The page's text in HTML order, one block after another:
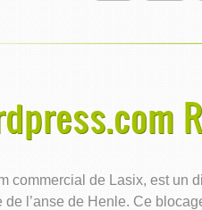
commercial de Lasix, est un
l’anse de Henle. Ce